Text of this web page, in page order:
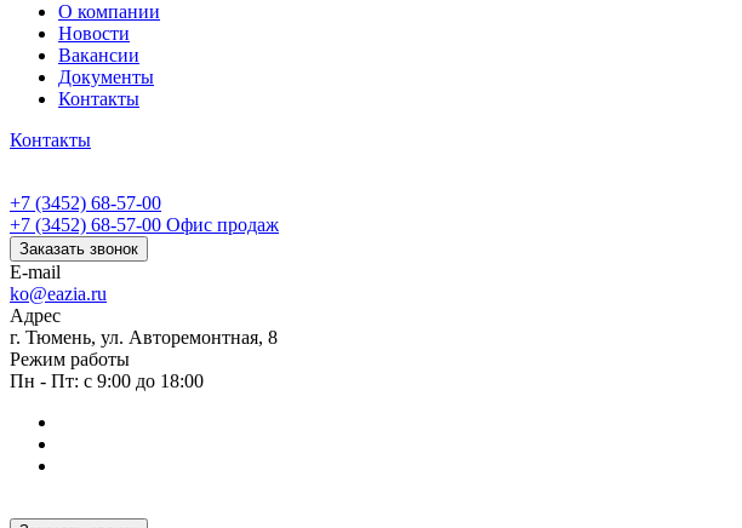
О компании
Новости
Вакансии
Документы
Контакты
Контакты
+7 (3452) 68-57-00
+7 (3452) 68-57-00 Офис продаж
Заказать звонок
E-mail
ko@eazia.ru
Адрес
г. Тюмень, ул. Авторемонтная, 8
Режим работы
Пн - Пт: с 9:00 до 18:00